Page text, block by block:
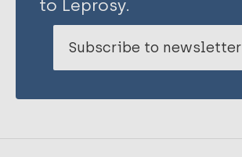
to Leprosy.
Subscribe to newsletter